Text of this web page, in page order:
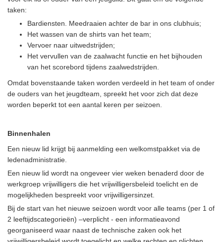
taken:
Bardiensten. Meedraaien achter de bar in ons clubhuis;
Het wassen van de shirts van het team;
Vervoer naar uitwedstrijden;
Het vervullen van de zaalwacht functie en het bijhouden
van het scorebord tijdens zaalwedstrijden.
Omdat bovenstaande taken worden verdeeld in het team of onder
de ouders van het jeugdteam, spreekt het voor zich dat deze
worden beperkt tot een aantal keren per seizoen.
Binnenhalen
Een nieuw lid krijgt bij aanmelding een welkomstpakket via de
ledenadministratie.
Een nieuw lid wordt na ongeveer vier weken benaderd door de
werkgroep vrijwilligers die het vrijwilligersbeleid toelicht en de
mogelijkheden bespreekt voor vrijwilligersinzet.
Bij de start van het nieuwe seizoen wordt voor alle teams (per 1 of
2 leeftijdscategorieën) –verplicht - een informatieavond
georganiseerd waar naast de technische zaken ook het